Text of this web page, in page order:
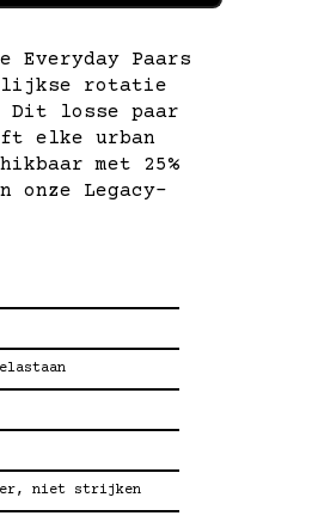
Everyday Paars
rotatie
Dit losse paar
elke urban
met 25%
onze Legacy-
niet strijken